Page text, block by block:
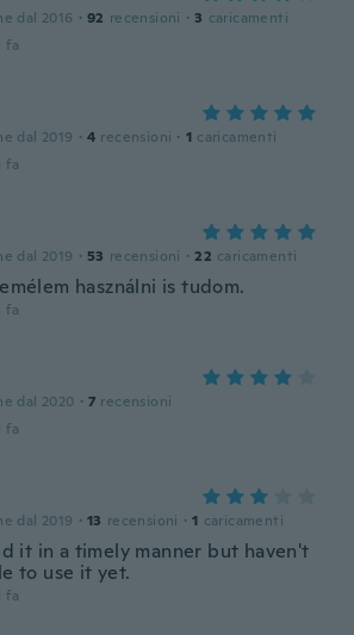
dal 2016 · 92 recensioni · 3 caricamenti
fa
dal 2019 · 4 recensioni · 1 caricamenti
fa
dal 2019 · 53 recensioni · 22 caricamenti
használni is tudom.
fa
dal 2020 · 7 recensioni
fa
dal 2019 · 13 recensioni · 1 caricamenti
it in a timely manner but haven't
to use it yet.
fa